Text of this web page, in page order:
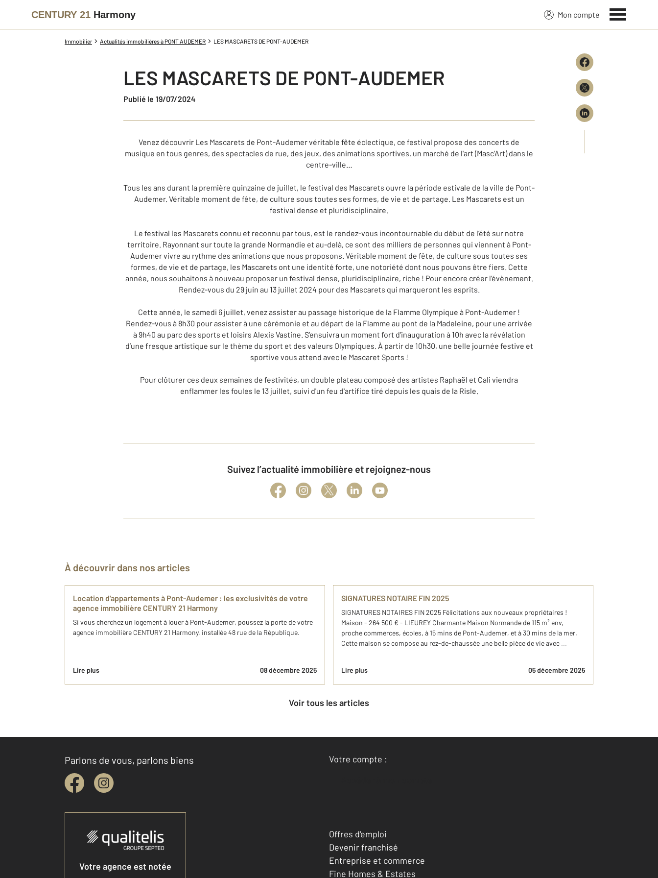
CENTURY 21 Harmony Mon compte
Immobilier Actualités immobilières à PONT AUDEMER LES MASCARETS DE PONT-AUDEMER
LES MASCARETS DE PONT-AUDEMER
Publié le 19/07/2024
Venez découvrir Les Mascarets de Pont-Audemer véritable fête éclectique, ce festival propose des concerts de
musique en tous genres, des spectacles de rue, des jeux, des animations sportives, un marché de l'art (Masc'Art) dans le
centre-ville…
Tous les ans durant la première quinzaine de juillet, le festival des Mascarets ouvre la période estivale de la ville de Pont-
Audemer. Véritable moment de fête, de culture sous toutes ses formes, de vie et de partage. Les Mascarets est un
festival dense et pluridisciplinaire.
Le festival les Mascarets connu et reconnu par tous, est le rendez-vous incontournable du début de l’été sur notre
territoire. Rayonnant sur toute la grande Normandie et au-delà, ce sont des milliers de personnes qui viennent à Pont-
Audemer vivre au rythme des animations que nous proposons. Véritable moment de fête, de culture sous toutes ses
formes, de vie et de partage, les Mascarets ont une identité forte, une notoriété dont nous pouvons être fiers. Cette
année, nous souhaitons à nouveau proposer un festival dense, pluridisciplinaire, riche ! Pour encore créer l’évènement.
Rendez-vous du 29 juin au 13 juillet 2024 pour des Mascarets qui marqueront les esprits.
Cette année, le samedi 6 juillet, venez assister au passage historique de la Flamme Olympique à Pont-Audemer !
Rendez-vous à 8h30 pour assister à une cérémonie et au départ de la Flamme au pont de la Madeleine, pour une arrivée
à 9h40 au parc des sports et loisirs Alexis Vastine. S’ensuivra un moment fort d’inauguration à 10h avec la révélation
d’une fresque artistique sur le thème du sport et des valeurs Olympiques. À partir de 10h30, une belle journée festive et
sportive vous attend avec le Mascaret Sports !
Pour clôturer ces deux semaines de festivités, un double plateau composé des artistes Raphaël et Cali viendra
enflammer les foules le 13 juillet, suivi d'un feu d'artifice tiré depuis les quais de la Risle.
Suivez l’actualité immobilière et rejoignez-nous
À découvrir dans nos articles
Location d'appartements à Pont-Audemer : les exclusivités de votre
agence immobilière CENTURY 21 Harmony
Si vous cherchez un logement à louer à Pont-Audemer, poussez la porte de votre
agence immobilière CENTURY 21 Harmony, installée 48 rue de la République.
Lire plus 08 décembre 2025
SIGNATURES NOTAIRE FIN 2025
SIGNATURES NOTAIRES FIN 2025 Félicitations aux nouveaux propriétaires !
Maison - 264 500 € - LIEUREY Charmante Maison Normande de 115 m² env,
proche commerces, écoles, à 15 mins de Pont-Audemer, et à 30 mins de la mer.
Cette maison se compose au rez-de-chaussée une belle pièce de vie avec ...
Lire plus 05 décembre 2025
Voir tous les articles
Parlons de vous, parlons biens
Votre compte :
Accéder à mon compte
Votre agence est notée
Offres d'emploi
Devenir franchisé
Entreprise et commerce
Fine Homes & Estates